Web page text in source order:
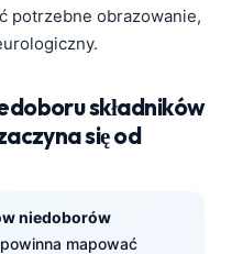
potrzebne obrazowanie,
składników
się od
niedoborów
powinna mapować